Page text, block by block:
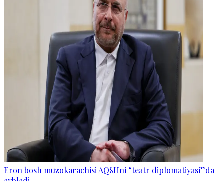
Eron bosh muzokarachisi AQSHni “teatr diplomatiyasi”da